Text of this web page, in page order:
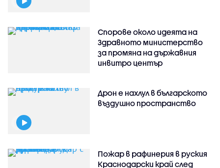
Спорове около идеята на
Здравното министерство
за промяна на държавния
инвитро център
Дрон е нахлул в българското
въздушно пространство
Пожар в рафинерия в руския
Краснодарски край след